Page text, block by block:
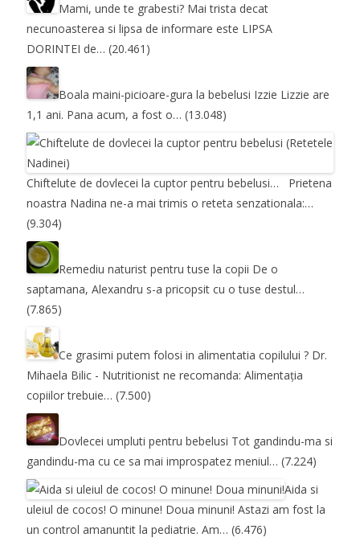
Mami, unde te grabesti? Mai trista decat
necunoasterea si lipsa de informare este LIPSA
DORINTEI de… (20.461)
Boala maini-picioare-gura la bebelusi Izzie Lizzie are
1,1 ani. Pana acum, a fost o… (13.048)
Chiftelute de dovlecei la cuptor pentru bebelusi… Prietena
noastra Nadina ne-a mai trimis o reteta senzationala:…
(9.304)
Remediu naturist pentru tuse la copii De o
saptamana, Alexandru s-a pricopsit cu o tuse destul…
(7.865)
Ce grasimi putem folosi in alimentatia copilului ? Dr.
Mihaela Bilic - Nutritionist ne recomanda: Alimentația
copiilor trebuie… (7.500)
Dovlecei umpluti pentru bebelusi Tot gandindu-ma si
gandindu-ma cu ce sa mai improspatez meniul… (7.224)
Aida si
uleiul de cocos! O minune! Doua minuni! Astazi am fost la
un control amanuntit la pediatrie. Am… (6.476)